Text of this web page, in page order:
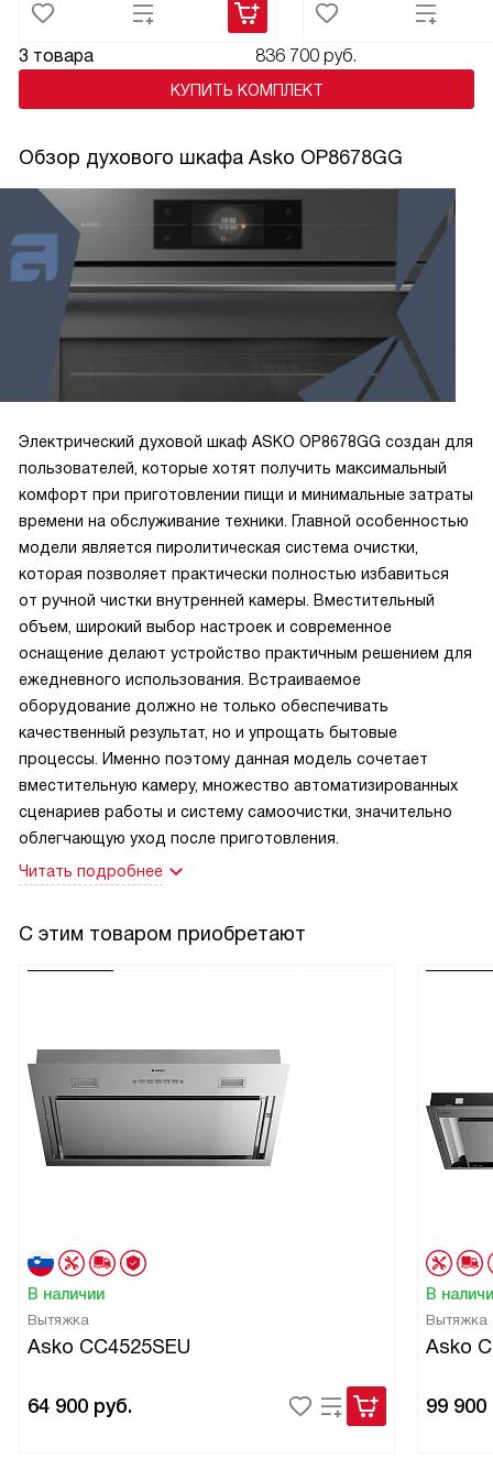
В общем, я очень довольна этим прибором и
настоятельно рекомендую его всем! Это было одно из
лучших решений, которое я приняла в последнее время. С
этим устройством мои кулинарные эксперименты стали
еще более интересными и увлекательными!
3 товара 836 700 руб.
КУПИТЬ КОМПЛЕКТ
Обзор духового шкафа Asko OP8678GG
Электрический духовой шкаф ASKO OP8678GG создан для
пользователей, которые хотят получить максимальный
комфорт при приготовлении пищи и минимальные затраты
времени на обслуживание техники. Главной особенностью
модели является пиролитическая система очистки,
которая позволяет практически полностью избавиться
от ручной чистки внутренней камеры. Вместительный
объем, широкий выбор настроек и современное
оснащение делают устройство практичным решением для
ежедневного использования. Встраиваемое
оборудование должно не только обеспечивать
качественный результат, но и упрощать бытовые
процессы. Именно поэтому данная модель сочетает
вместительную камеру, множество автоматизированных
сценариев работы и систему самоочистки, значительно
облегчающую уход после приготовления.
Читать подробнее
С этим товаром приобретают
В наличии
Вытяжка
Asko CC4525SEU
64 900 руб.
В
Вытяжка
Asko
99 900